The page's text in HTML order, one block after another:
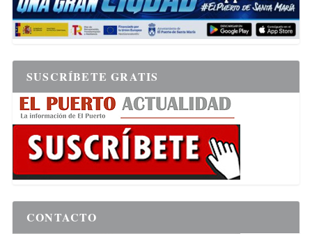
SUSCRÍBETE GRATIS
CONTACTO